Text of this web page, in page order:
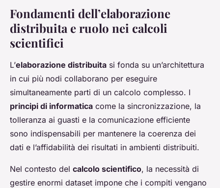
Fondamenti dell’elaborazione
distribuita e ruolo nei calcoli
scientifici
L’elaborazione distribuita si fonda su un’architettura
in cui più nodi collaborano per eseguire
simultaneamente parti di un calcolo complesso. I
principi di informatica come la sincronizzazione, la
tolleranza ai guasti e la comunicazione efficiente
sono indispensabili per mantenere la coerenza dei
dati e l’affidabilità dei risultati in ambienti distribuiti.
Nel contesto del calcolo scientifico, la necessità di
gestire enormi dataset impone che i compiti vengano